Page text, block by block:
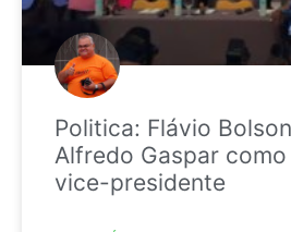
Politica: Flávio
Alfredo Gaspar
vice-presidente